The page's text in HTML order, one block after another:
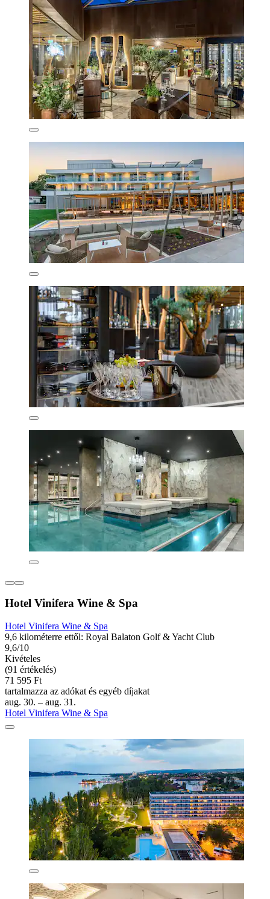
Hotel Vinifera Wine & Spa
Hotel Vinifera Wine & Spa
9,6 kilométerre ettől: Royal Balaton Golf & Yacht Club
9,6/10
Kivételes
(91 értékelés)
71 595 Ft
tartalmazza az adókat és egyéb díjakat
aug. 30. – aug. 31.
Hotel Vinifera Wine & Spa